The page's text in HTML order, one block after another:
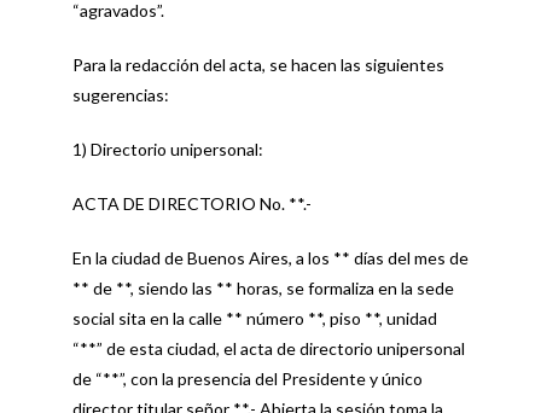
“agravados”.
Para la redacción del acta, se hacen las siguientes
sugerencias:
1) Directorio unipersonal:
ACTA DE DIRECTORIO No. **.-
En la ciudad de Buenos Aires, a los ** días del mes de
** de **, siendo las ** horas, se formaliza en la sede
social sita en la calle ** número **, piso **, unidad
“**” de esta ciudad, el acta de directorio unipersonal
de “**”, con la presencia del Presidente y único